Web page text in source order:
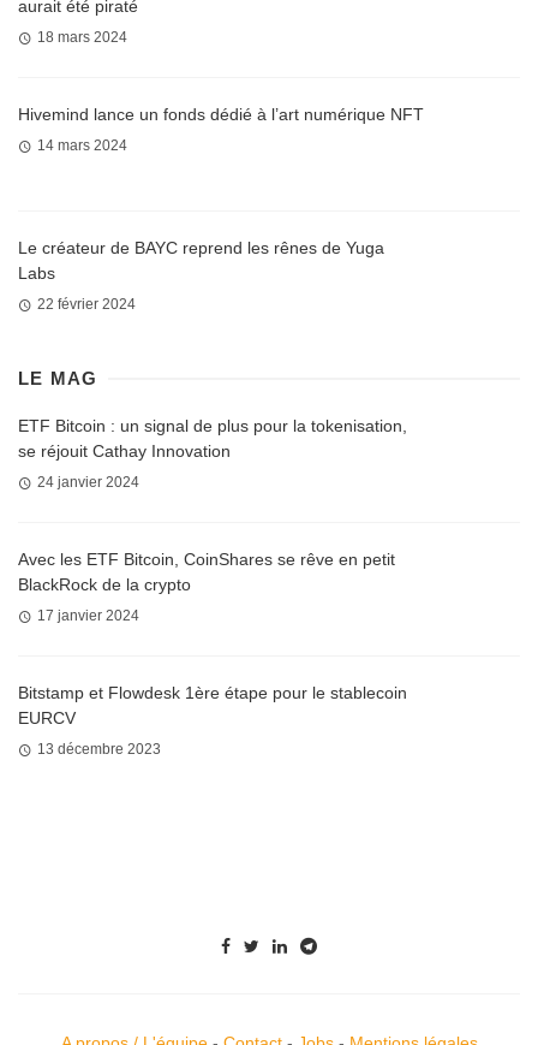
aurait été piraté
18 mars 2024
Hivemind lance un fonds dédié à l’art numérique NFT
14 mars 2024
Le créateur de BAYC reprend les rênes de Yuga
Labs
22 février 2024
LE MAG
ETF Bitcoin : un signal de plus pour la tokenisation,
se réjouit Cathay Innovation
24 janvier 2024
Avec les ETF Bitcoin, CoinShares se rêve en petit
BlackRock de la crypto
17 janvier 2024
Bitstamp et Flowdesk 1ère étape pour le stablecoin
EURCV
13 décembre 2023